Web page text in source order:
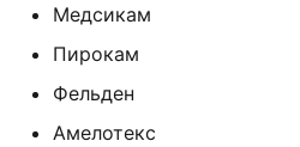
Медсикам
Пирокам
Фельден
Амелотекс